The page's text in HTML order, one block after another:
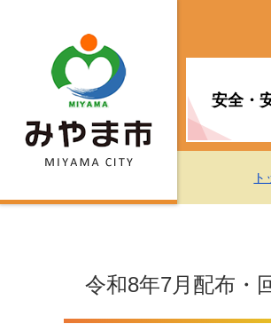
安全・
お知ら
届け出・
移住・定
観光情報
地球温暖
市の政策
令和8年7月配布・